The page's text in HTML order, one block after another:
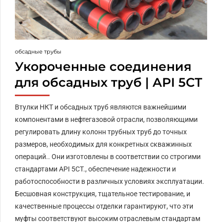
обсадные трубы
Укороченные соединения
для обсадных труб | API 5CT
Втулки НКТ и обсадных труб являются важнейшими
компонентами в нефтегазовой отрасли, позволяющими
регулировать длину колонн трубных труб до точных
размеров, необходимых для конкретных скважинных
операций.. Они изготовлены в соответствии со строгими
стандартами API 5CT., обеспечение надежности и
работоспособности в различных условиях эксплуатации.
Бесшовная конструкция, тщательное тестирование, и
качественные процессы отделки гарантируют, что эти
муфты соответствуют высоким отраслевым стандартам